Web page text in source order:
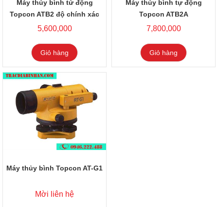
Máy thủy bình tử động
Topcon ATB2 độ chính xác
cao
5,600,000
Giỏ hàng
Máy thủy bình tự động
Topcon ATB2A
7,800,000
Giỏ hàng
Máy thủy bình Topcon AT-G1
Mời liên hệ